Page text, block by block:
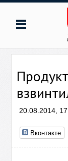
20.08.2014,
Вконтакте